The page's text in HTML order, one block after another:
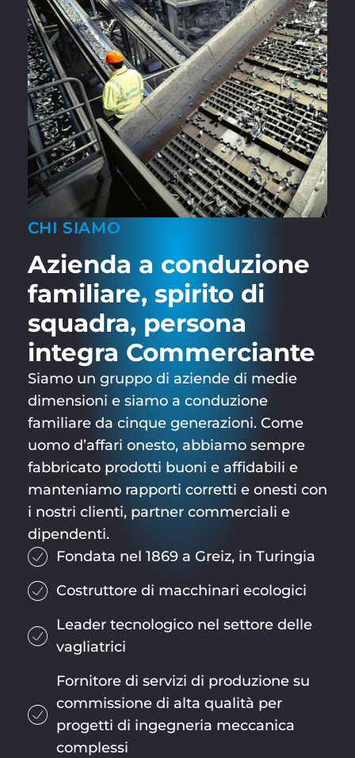
CHI SIAMO
Azienda a conduzione
familiare, spirito di
squadra, persona
integra Commerciante
Siamo un gruppo di aziende di medie
dimensioni e siamo a conduzione
familiare da cinque generazioni. Come
uomo d’affari onesto, abbiamo sempre
fabbricato prodotti buoni e affidabili e
manteniamo rapporti corretti e onesti con
i nostri clienti, partner commerciali e
dipendenti.
Fondata nel 1869 a Greiz, in Turingia
Costruttore di macchinari ecologici
Leader tecnologico nel settore delle
vagliatrici
Fornitore di servizi di produzione su
commissione di alta qualità per
progetti di ingegneria meccanica
complessi